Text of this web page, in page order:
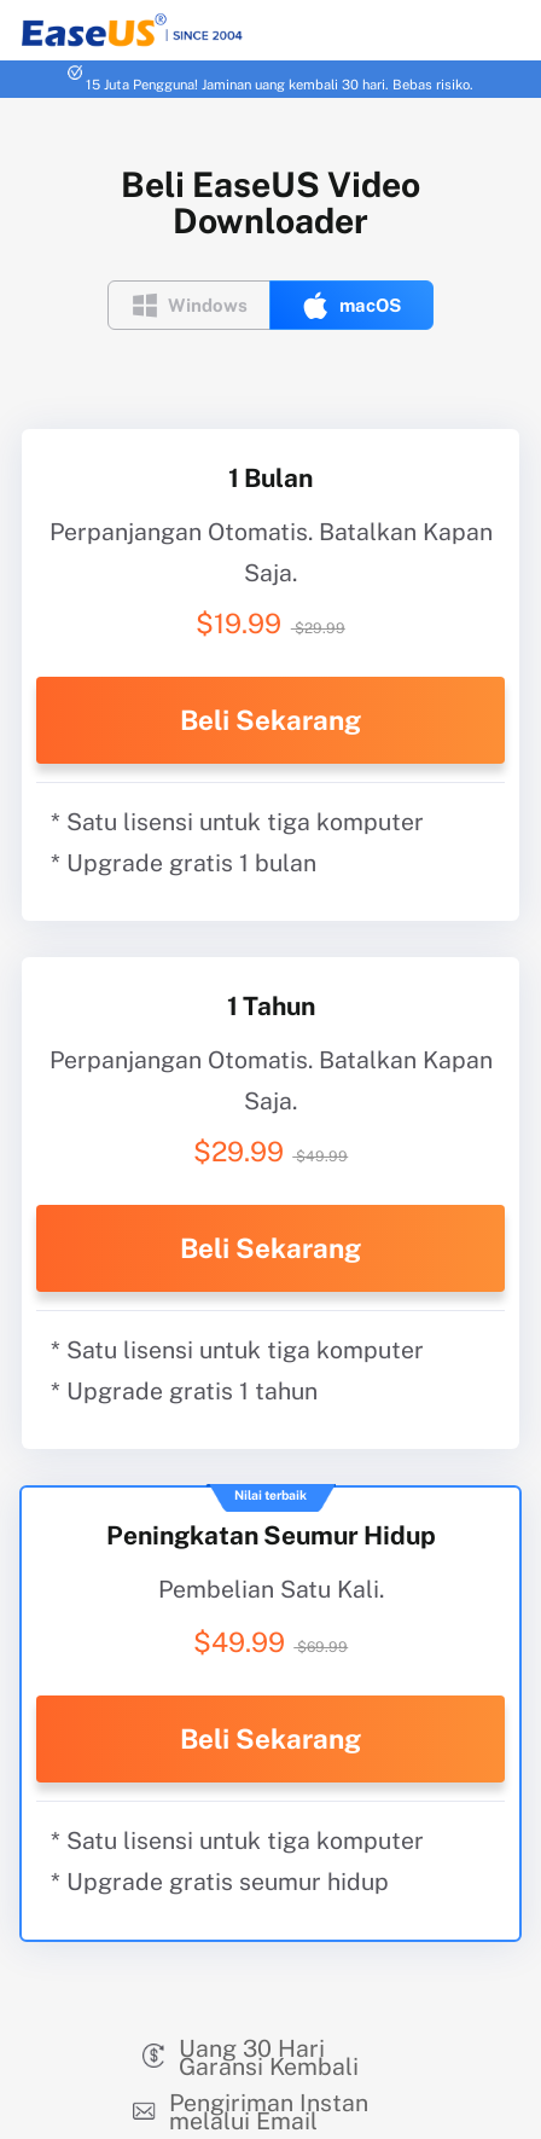
15 Juta Pengguna! Jaminan uang kembali 30 hari. Bebas risiko.
Beli EaseUS Video
Downloader
 Windows  macOS
1 Bulan
Perpanjangan Otomatis. Batalkan Kapan
Saja.
$19.99 $29.99
Beli Sekarang
* Satu lisensi untuk tiga komputer
* Upgrade gratis 1 bulan
1 Tahun
Perpanjangan Otomatis. Batalkan Kapan
Saja.
$29.99 $49.99
Beli Sekarang
* Satu lisensi untuk tiga komputer
* Upgrade gratis 1 tahun
Nilai terbaik
Peningkatan Seumur Hidup
Pembelian Satu Kali.
$49.99 $69.99
Beli Sekarang
* Satu lisensi untuk tiga komputer
* Upgrade gratis seumur hidup
Uang 30 Hari
Garansi Kembali
Pengiriman Instan
melalui Email